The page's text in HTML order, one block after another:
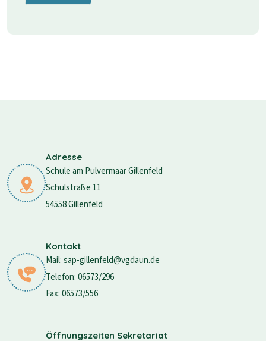
Adresse
Schule am Pulvermaar Gillenfeld
Schulstraße 11
54558 Gillenfeld
Kontakt
Mail: sap-gillenfeld@vgdaun.de
Telefon: 06573/296
Fax: 06573/556
Öffnungszeiten Sekretariat